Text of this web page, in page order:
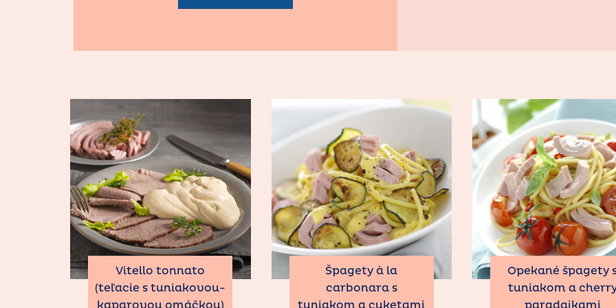
Vitello tonnato
(teľacie s tuniakovou-
Špagety à la
carbonara s
Opekané špagety
tuniakom a